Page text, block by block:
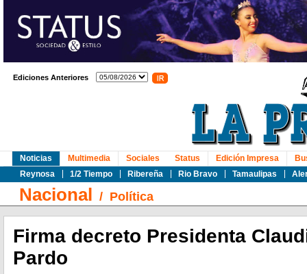
Ediciones Anteriores
Noticias
Reynosa
1/2 Tiempo Ribereña Rio Bravo Tamaulipas
Multimedia Sociales Status Edición Impresa
Nacional / Política
Firma decreto Presidenta
Pardo